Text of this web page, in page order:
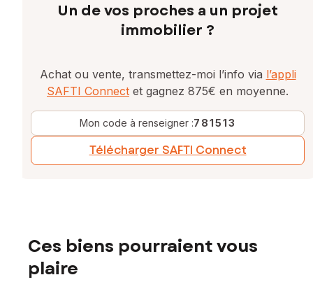
Un de vos proches a un projet
immobilier ?
Achat ou vente, transmettez-moi l’info via l’appli
SAFTI Connect et gagnez 875€ en moyenne.
Mon code à renseigner :781513
Télécharger SAFTI Connect
Ces biens pourraient vous
plaire